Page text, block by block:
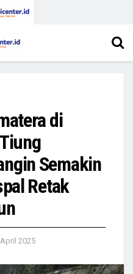
di
Semakin
Retak
2025